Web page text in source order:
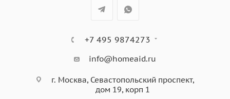
+7 495 9874273
info@homeaid.ru
г. Москва, Севастопольский проспект,
дом 19, корп 1